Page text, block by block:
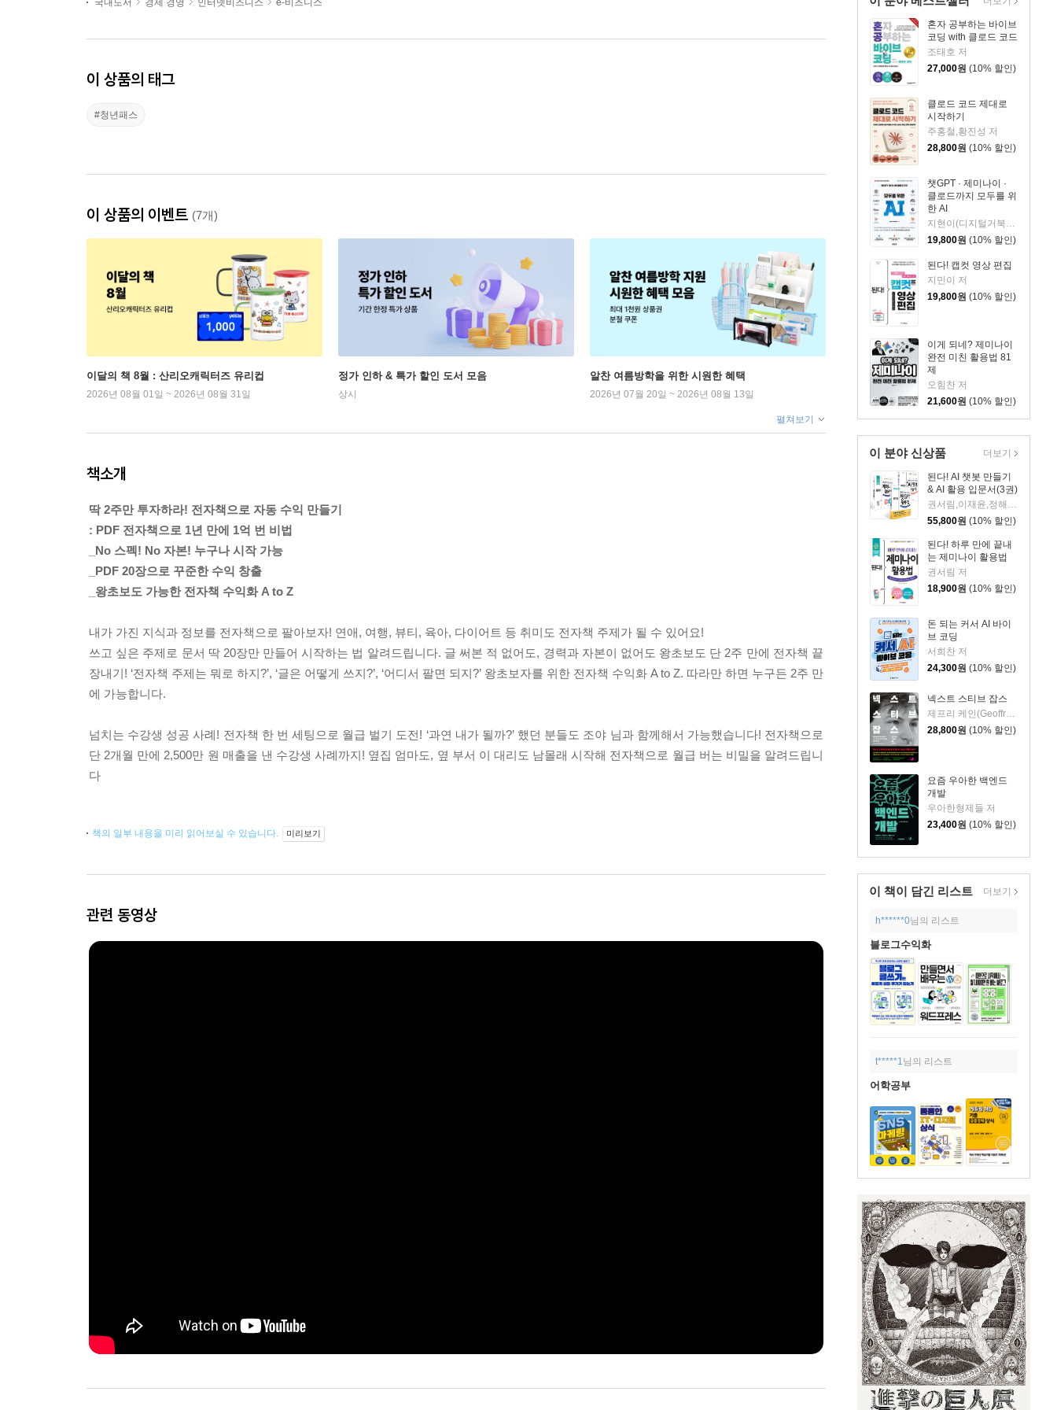
혼자 공부하는 바이브
코딩 with 클로드 코드
조태호 저
27,000원 (10% 할인)
클로드 코드 제대로
시작하기
주홍철,황진성 저
28,800원 (10% 할인)
챗GPT · 제미나이 ·
클로드까지 모두를 위
한 AI
지현이(디지털거북이) 저
19,800원 (10% 할인)
된다! 캡컷 영상 편집
지민이 저
19,800원 (10% 할인)
이게 되네? 제미나이
완전 미친 활용법 81
제
오힘찬 저
21,600원 (10% 할인)
이 분야 신상품
된다! AI 챗봇 만들기
& AI 활용 입문서(3권)
권서림,이재윤,정해준,프롬프트 크리에이터 저
55,800원 (10% 할인)
된다! 하루 만에 끝내
는 제미나이 활용법
권서림 저
18,900원 (10% 할인)
돈 되는 커서 AI 바이
브 코딩
서희찬 저
24,300원 (10% 할인)
넥스트 스티브 잡스
제프리 케인(Geoffrey Cain) 저/이민석 역
28,800원 (10% 할인)
요즘 우아한 백엔드
개발
우아한형제들 저
23,400원 (10% 할인)
더보기
이 책이 담긴 리스트 더보기
h******0님의 리스트
블로그수익화
t*****1님의 리스트
어학공부
국내도서
경제 경영 인터넷비즈니스 e-비즈니스
이 상품의 태그
#청년패스
이 상품의 이벤트 (7개)
이달의 책 8월 : 산리오캐릭터즈 유리컵
2026년 08월 01일 ~ 2026년 08월 31일
정가 인하 & 특가 할인 도서 모음
상시
알찬 여름방학을 위한 시원한 혜택
2026년 07월 20일 ~ 2026년 08월 13일
펼쳐보기
책소개
딱 2주만 투자하라! 전자책으로 자동 수익 만들기
: PDF 전자책으로 1년 만에 1억 번 비법
_No 스펙! No 자본! 누구나 시작 가능
_PDF 20장으로 꾸준한 수익 창출
_왕초보도 가능한 전자책 수익화 A to Z
내가 가진 지식과 정보를 전자책으로 팔아보자! 연애, 여행, 뷰티, 육아, 다이어트 등 취미도 전자책 주제가 될 수 있어요!
쓰고 싶은 주제로 문서 딱 20장만 만들어 시작하는 법 알려드립니다. 글 써본 적 없어도, 경력과 자본이 없어도 왕초보도 단 2주 만에 전자책 끝
장내기! ‘전자책 주제는 뭐로 하지?’, ‘글은 어떻게 쓰지?’, ‘어디서 팔면 되지?’ 왕초보자를 위한 전자책 수익화 A to Z. 따라만 하면 누구든 2주 만
에 가능합니다.
넘치는 수강생 성공 사례! 전자책 한 번 세팅으로 월급 벌기 도전! ‘과연 내가 될까?’ 했던 분들도 조야 님과 함께해서 가능했습니다! 전자책으로
단 2개월 만에 2,500만 원 매출을 낸 수강생 사례까지! 옆집 엄마도, 옆 부서 이 대리도 남몰래 시작해 전자책으로 월급 버는 비밀을 알려드립니
다
책의 일부 내용을 미리 읽어보실 수 있습니다. 미리보기
관련 동영상